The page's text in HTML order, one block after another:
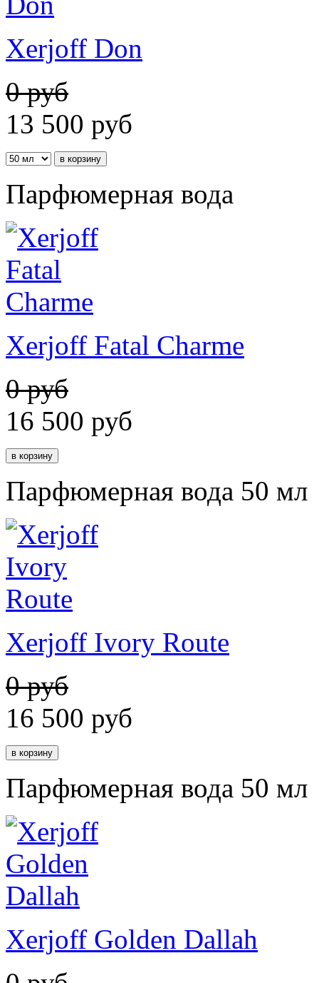
Xerjoff Don
0 руб
13 500 руб
Парфюмерная вода
Xerjoff Fatal Charme
0 руб
16 500 руб
Парфюмерная вода 50 мл
Xerjoff Ivory Route
0 руб
16 500 руб
Парфюмерная вода 50 мл
Xerjoff Golden Dallah